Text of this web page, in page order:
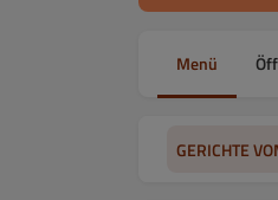
Menü
GERICHTE